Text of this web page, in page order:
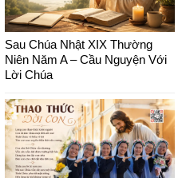
Sau Chúa Nhật XIX Thường
Niên Năm A – Cầu Nguyện Với
Lời Chúa